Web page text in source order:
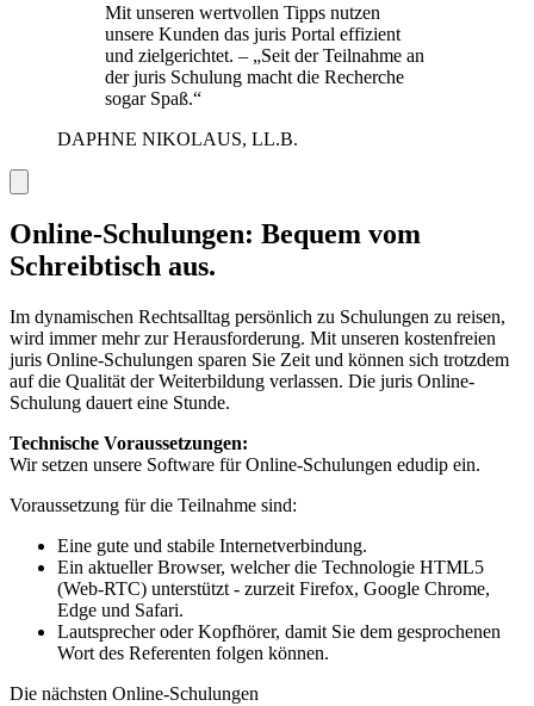
Mit unseren wertvollen Tipps nutzen
unsere Kunden das juris Portal effizient
und zielgerichtet. – „Seit der Teilnahme an
der juris Schulung macht die Recherche
sogar Spaß.“
DAPHNE NIKOLAUS, LL.B.
Online-Schulungen: Bequem vom
Schreibtisch aus.
Im dynamischen Rechtsalltag persönlich zu Schulungen zu reisen,
wird immer mehr zur Herausforderung. Mit unseren kostenfreien
juris Online-Schulungen sparen Sie Zeit und können sich trotzdem
auf die Qualität der Weiterbildung verlassen. Die juris Online-
Schulung dauert eine Stunde.
Technische Voraussetzungen:
Wir setzen unsere Software für Online-Schulungen edudip ein.
Voraussetzung für die Teilnahme sind:
Eine gute und stabile Internetverbindung.
Ein aktueller Browser, welcher die Technologie HTML5
(Web-RTC) unterstützt - zurzeit Firefox, Google Chrome,
Edge und Safari.
Lautsprecher oder Kopfhörer, damit Sie dem gesprochenen
Wort des Referenten folgen können.
Die nächsten Online-Schulungen